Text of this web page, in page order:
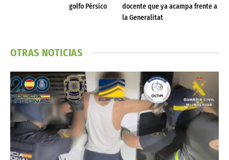
golfo Pérsico
docente que ya acampa frente a
la Generalitat
OTRAS NOTICIAS